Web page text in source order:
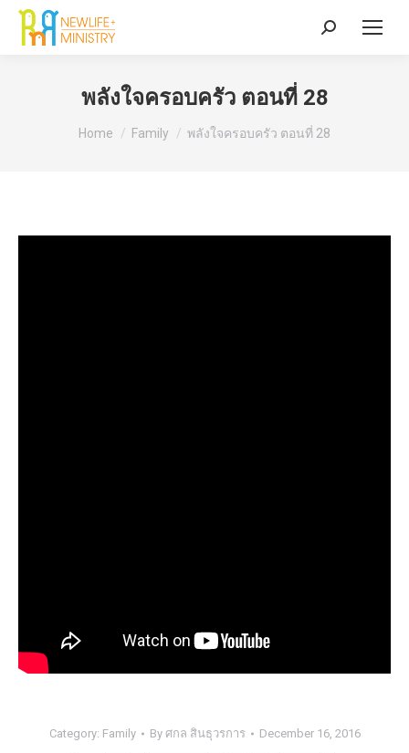
Search:
พลังใจครอบครัว ตอนที่ 28
You are here:
Home Family พลังใจครอบครัว ตอนที่ 28
Category: Family By ศกล สินธุวรการ December 16, 2016